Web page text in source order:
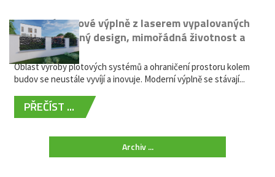
Moderní plotové výplně z laserem vypalovaných
kovů: výjimečný design, mimořádná životnost a
žádná údržba
Oblast výroby plotových systémů a ohraničení prostoru kolem
budov se neustále vyvíjí a inovuje. Moderní výplně se stávají...
PŘEČÍST ...
Archiv ...